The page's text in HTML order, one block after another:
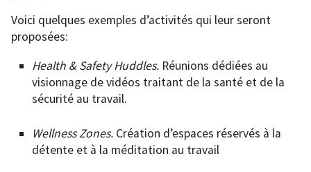
Voici quelques exemples d’activités qui leur seront
proposées:
Health & Safety Huddles. Réunions dédiées au
visionnage de vidéos traitant de la santé et de la
sécurité au travail.
Wellness Zones. Création d’espaces réservés à la
détente et à la méditation au travail